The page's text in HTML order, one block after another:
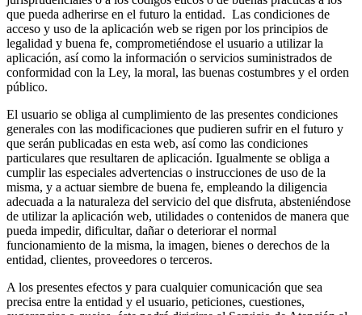
que pueda adherirse en el futuro la entidad. Las condiciones de
acceso y uso de la aplicación web se rigen por los principios de
legalidad y buena fe, comprometiéndose el usuario a utilizar la
aplicación, así como la información o servicios suministrados de
conformidad con la Ley, la moral, las buenas costumbres y el orden
público.
El usuario se obliga al cumplimiento de las presentes condiciones
generales con las modificaciones que pudieren sufrir en el futuro y
que serán publicadas en esta web, así como las condiciones
particulares que resultaren de aplicación. Igualmente se obliga a
cumplir las especiales advertencias o instrucciones de uso de la
misma, y a actuar siembre de buena fe, empleando la diligencia
adecuada a la naturaleza del servicio del que disfruta, absteniéndose
de utilizar la aplicación web, utilidades o contenidos de manera que
pueda impedir, dificultar, dañar o deteriorar el normal
funcionamiento de la misma, la imagen, bienes o derechos de la
entidad, clientes, proveedores o terceros.
A los presentes efectos y para cualquier comunicación que sea
precisa entre la entidad y el usuario, peticiones, cuestiones,